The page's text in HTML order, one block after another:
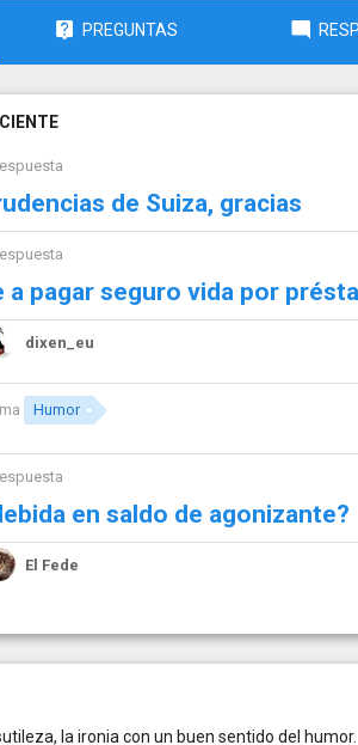
PREGUNTAS
de Suiza, gracias
a pagar seguro vida por
dixen_eu
Humor
en saldo de agonizante?
El Fede
la ironia con un buen sentido del humor.